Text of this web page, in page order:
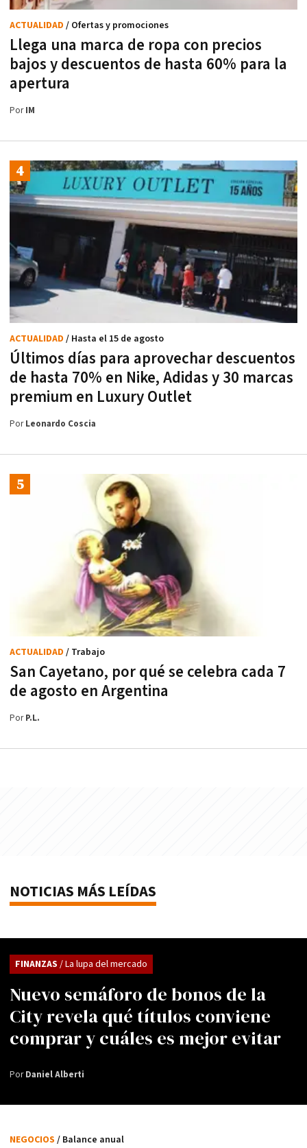
Llega una marca de ropa con precios
bajos y descuentos de hasta 60% para la
apertura
ACTUALIDAD / Ofertas y promociones
PorIM
Últimos días para aprovechar descuentos
de hasta 70% en Nike, Adidas y 30 marcas
premium en Luxury Outlet
ACTUALIDAD / Hasta el 15 de agosto
PorLeonardo Coscia
San Cayetano, por qué se celebra cada 7
de agosto en Argentina
ACTUALIDAD / Trabajo
PorP.L.
NOTICIAS MÁS LEÍDAS
Nuevo semáforo de bonos de la
City revela qué títulos conviene
comprar y cuáles es mejor evitar
FINANZAS / La lupa del mercado
PorDaniel Alberti
NEGOCIOS / Balance anual